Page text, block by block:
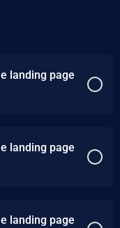
landing page
landing page
landing page